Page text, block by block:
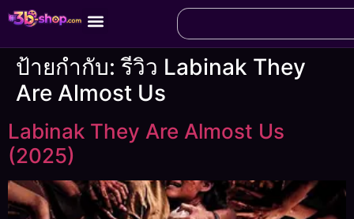
ป้ายกำกับ:รีวิว Labinak They
Are Almost Us
Labinak They Are Almost Us
(2025)